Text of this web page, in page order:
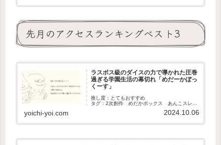
先月のアクセスランキングベスト3
ラスボス級のダイスの力で導かれた圧巻
過ぎる学園生活の幕切れ「めだーかぼっ
くーす」
推し度：とてもおすすめ
タグ：2次創作 めだかボックス あんこスレ
yoichi-yoi.com 2024.10.06